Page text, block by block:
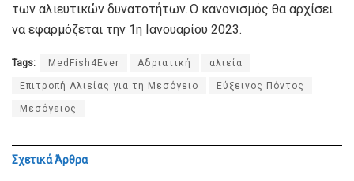
των αλιευτικών δυνατοτήτων. Ο κανονισμός θα αρχίσει
να εφαρμόζεται την 1η Ιανουαρίου 2023.
Tags: MedFish4Ever Αδριατική αλιεία
Επιτροπή Αλιείας για τη Μεσόγειο Εύξεινος Πόντος
Μεσόγειος
ΣχετικάΆρθρα